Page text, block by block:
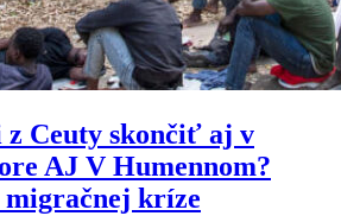
Ceuty skončiť aj v
AJ V Humennom?
migračnej kríze